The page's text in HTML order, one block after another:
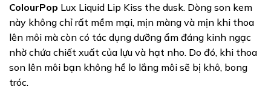
ColourPop Lux Liquid Lip Kiss the dusk. Dòng son kem
này không chỉ rất mềm mại, mịn màng và mịn khi thoa
lên môi mà còn có tác dụng dưỡng ẩm đáng kinh ngạc
nhờ chứa chiết xuất của lựu và hạt nho. Do đó, khi thoa
son lên môi bạn không hề lo lắng môi sẽ bị khô, bong
tróc.